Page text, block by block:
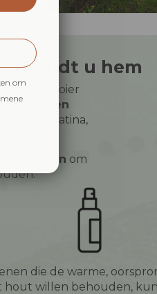
u hem
mooier
zilveren patina,
stappen om
die de warme,
hout willen behouden,
om